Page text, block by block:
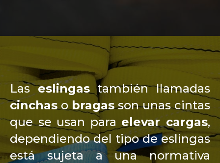
Laseslingastambién llamadas
cinchaso bragasson unas cintas
que se usan para elevar cargas,
dependiendo del tipo de eslingas
está sujeta a una normativa